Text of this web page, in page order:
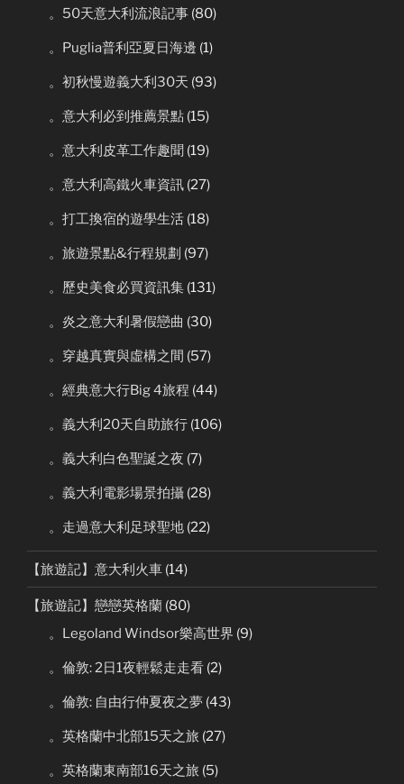
。50天意大利流浪記事 (80)
。Puglia普利亞夏日海邊 (1)
。初秋慢遊義大利30天 (93)
。意大利必到推薦景點 (15)
。意大利皮革工作趣聞 (19)
。意大利高鐵火車資訊 (27)
。打工換宿的遊學生活 (18)
。旅遊景點&行程規劃 (97)
。歷史美食必買資訊集 (131)
。炎之意大利暑假戀曲 (30)
。穿越真實與虛構之間 (57)
。經典意大行Big 4旅程 (44)
。義大利20天自助旅行 (106)
。義大利白色聖誕之夜 (7)
。義大利電影場景拍攝 (28)
。走過意大利足球聖地 (22)
【旅遊記】意大利火車 (14)
【旅遊記】戀戀英格蘭 (80)
。Legoland Windsor樂高世界 (9)
。倫敦: 2日1夜輕鬆走走看 (2)
。倫敦: 自由行仲夏夜之夢 (43)
。英格蘭中北部15天之旅 (27)
。英格蘭東南部16天之旅 (5)